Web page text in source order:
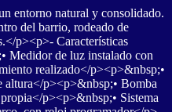
entorno natural y consolidado.
del barrio, rodeado de
p><p>- Características
Medidor de luz instalado con
realizado</p><p>&nbsp;•
altura</p><p>&nbsp;• Bomba
p><p>&nbsp;• Sistema